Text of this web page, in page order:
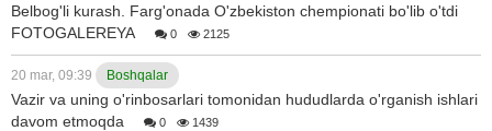
Belbog'li kurash. Farg'onada O'zbekiston chempionati bo'lib o'tdi
FOTOGALEREYA
0 2125
20 mar, 09:39 Boshqalar
Vazir va uning o'rinbosarlari tomonidan hududlarda o'rganish ishlari
davom etmoqda
0 1439